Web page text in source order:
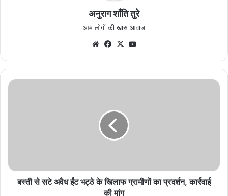
अनुराग शाँति तुरे
आम लोगों की खास आवाज
WebsiteFacebook
X
बस्ती
ग्रामीणों
बस्ती से सटे अवैध ईंट भट्ठे के खिलाफ ग्रामीणों का प्रदर्शन, कार्रवाई
की मांग